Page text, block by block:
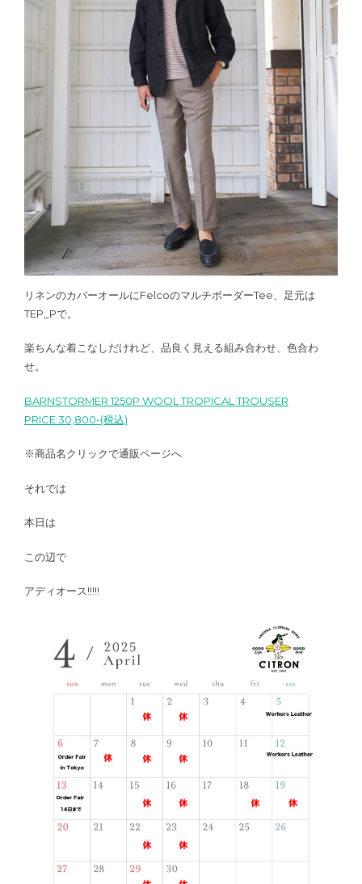
リネンのカバーオールにFelcoのマルチボーダーTee、足元は
TEP_Pで。
楽ちんな着こなしだけれど、品良く見える組み合わせ、色合わ
せ。
BARNSTORMER 1250P WOOL TROPICAL TROUSER
PRICE:30,800-(税込)
※商品名クリックで通販ページへ
それでは
本日は
この辺で
アディオース!!!!!